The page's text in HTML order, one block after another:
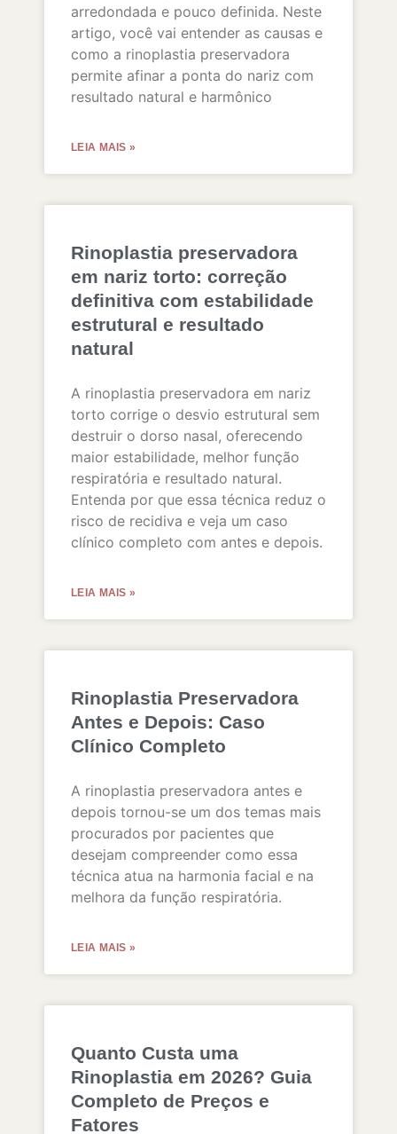
arredondada e pouco definida. Neste
artigo, você vai entender as causas e
como a rinoplastia preservadora
permite afinar a ponta do nariz com
resultado natural e harmônico
LEIA MAIS »
Rinoplastia preservadora
em nariz torto: correção
definitiva com estabilidade
estrutural e resultado
natural
A rinoplastia preservadora em nariz
torto corrige o desvio estrutural sem
destruir o dorso nasal, oferecendo
maior estabilidade, melhor função
respiratória e resultado natural.
Entenda por que essa técnica reduz o
risco de recidiva e veja um caso
clínico completo com antes e depois.
LEIA MAIS »
Rinoplastia Preservadora
Antes e Depois: Caso
Clínico Completo
A rinoplastia preservadora antes e
depois tornou-se um dos temas mais
procurados por pacientes que
desejam compreender como essa
técnica atua na harmonia facial e na
melhora da função respiratória.
LEIA MAIS »
Quanto Custa uma
Rinoplastia em 2026? Guia
Completo de Preços e
Fatores